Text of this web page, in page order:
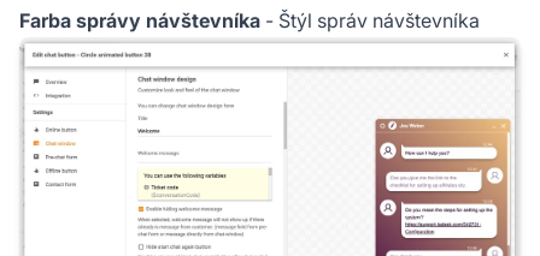
Farba správy návštevníka - Štýl správ návštevníka